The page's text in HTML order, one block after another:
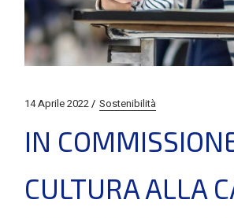
14 Aprile 2022 Sostenibilità
IN
CULTURA ALLA